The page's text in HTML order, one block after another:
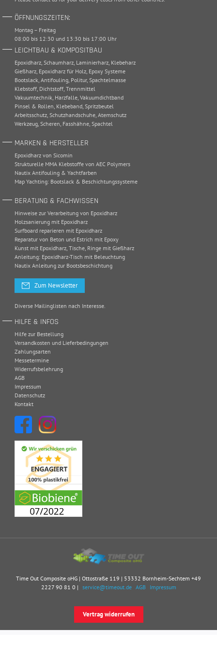
ÖFFNUNGSZEITEN:
Montag – Freitag
08:00 bis 12:30 und 13:30 bis 17:00 Uhr
LEICHTBAU & KOMPOSITBAU
Epoxidharz Schaumharz Laminierharz Klebeharz
Gießharz Epoxidharz für Holz Epoxy Systeme
Bootslack Antifouling Politur, Spachtelmasse
Klebstoff Dichtstoff Trennmittel
Vakuumtechnik Harzfalle Vakuumdichtband
Pinsel & Rollen Klebeband Spritzbeutel
Arbeitsschutz Schutzhandschuhe Atemschutz
Werkzeug Scheren Fasshähne Spachtel
MARKEN & HERSTELLER
Epoxidharz von Sicomin
Strukturelle MMA Klebstoffe von AEC Polymers
Nautix Antifouling & Yachtfarben
Map Yachting: Bootslack & Beschichtungssysteme
BERATUNG & FACHWISSEN
Hinweise zur Verarbeitung von Epoxidharz
Holzsanierung mit Epoxidharz
Surfboard reparieren mit Epoxidharz
Reparatur von Beton und Estrich mit Epoxy
Kunst mit Epoxidharz, Tische, Ringe mit Gießharz
Anleitung: Epoxidharz-Tisch mit Beleuchtung
Nautix Anleitung zur Bootsbeschichtung
Zum Newsletter
Diverse Mailinglisten nach Interesse.
HILFE & INFOS
Hilfe zur Bestellung
Versandkosten und Lieferbedingungen
Zahlungsarten
Messetermine
Widerrufsbelehrung
AGB
Impressum
Datenschutz
Kontakt
Time Out Composite oHG | Ottostraße 119 | 53332 Bornheim-Sechtem +49
2227 90 81 0 | service@timeout.de AGB Impressum
Vertrag widerrufen